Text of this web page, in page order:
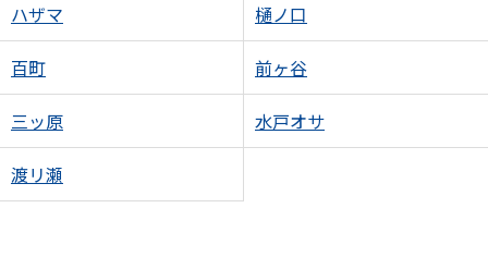
ハザマ 樋ノ口
百町 前ヶ谷
三ッ原 水戸オサ
渡リ瀬